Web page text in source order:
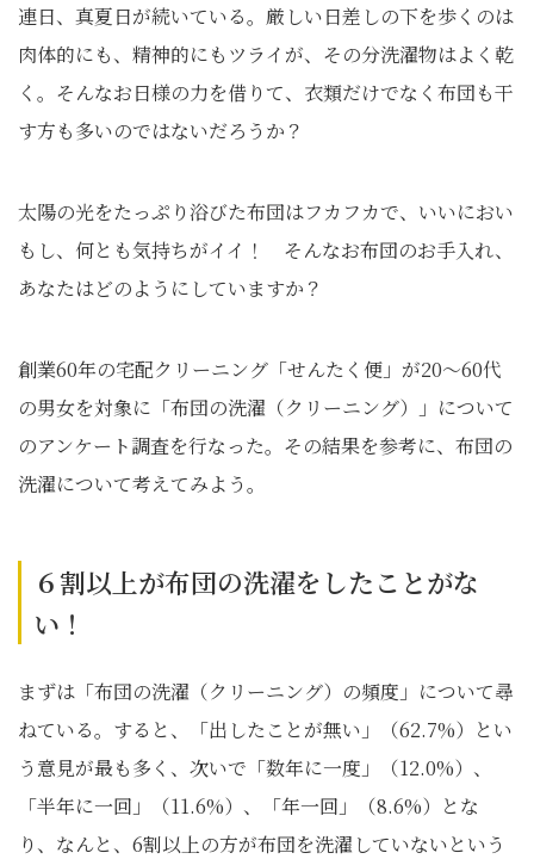
連日、真夏日が続いている。厳しい日差しの下を歩くのは
肉体的にも、精神的にもツライが、その分洗濯物はよく乾
く。そんなお日様の力を借りて、衣類だけでなく布団も干
す方も多いのではないだろうか？
太陽の光をたっぷり浴びた布団はフカフカで、いいにおい
もし、何とも気持ちがイイ！ そんなお布団のお手入れ、
あなたはどのようにしていますか？
創業60年の宅配クリーニング「せんたく便」が20～60代
の男女を対象に「布団の洗濯（クリーニング）」について
のアンケート調査を行なった。その結果を参考に、布団の
洗濯について考えてみよう。
６割以上が布団の洗濯をしたことがな
い！
まずは「布団の洗濯（クリーニング）の頻度」について尋
ねている。すると、「出したことが無い」（62.7%）とい
う意見が最も多く、次いで「数年に一度」（12.0%）、
「半年に一回」（11.6%）、「年一回」（8.6%）とな
り、なんと、6割以上の方が布団を洗濯していないという